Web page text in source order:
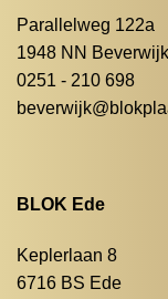
Parallelweg 122a
1948 NN Beverwijk
0251 - 210 698
BLOK Ede
Keplerlaan 8
6716 BS Ede